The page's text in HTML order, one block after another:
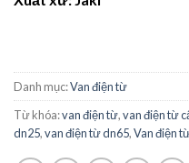
Danh mục:Van điện từ
Từ khóa:van điện từ,van điện từ
dn25,van điện từ dn65,Van điện